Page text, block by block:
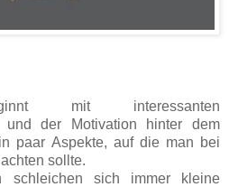
mit interessanten
und der Motivation hinter dem
paar Aspekte, auf die man bei
sollte.
schleichen sich immer kleine